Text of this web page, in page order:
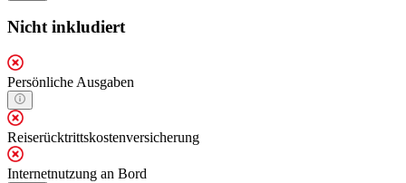
Nicht inkludiert
Persönliche Ausgaben
Reiserücktrittskostenversicherung
Internetnutzung an Bord